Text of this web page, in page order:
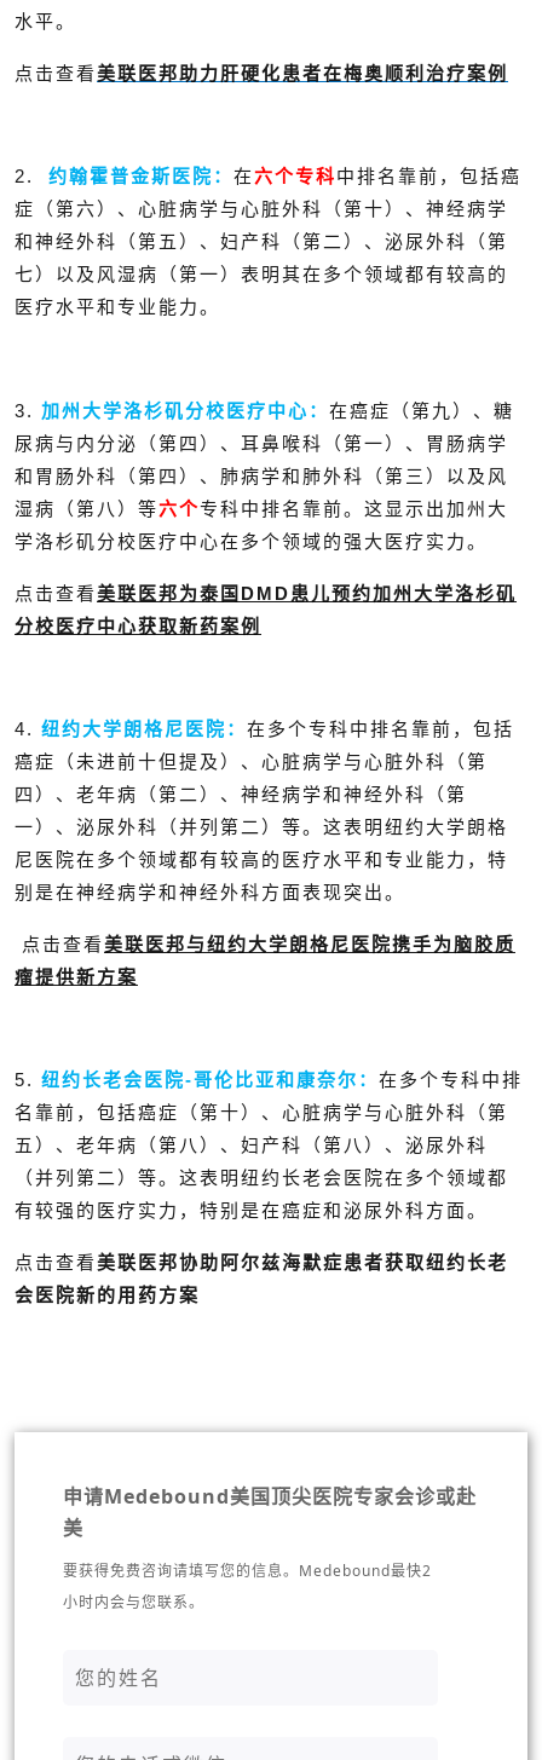
水平。
点击查看美联医邦助力肝硬化患者在梅奥顺利治疗案例
2. 约翰霍普金斯医院： 在六个专科中排名靠前，包括癌
症（第六）、心脏病学与心脏外科（第十）、神经病学
和神经外科（第五）、妇产科（第二）、泌尿外科（第
七）以及风湿病（第一）表明其在多个领域都有较高的
医疗水平和专业能力。
3. 加州大学洛杉矶分校医疗中心： 在癌症（第九）、糖
尿病与内分泌（第四）、耳鼻喉科（第一）、胃肠病学
和胃肠外科（第四）、肺病学和肺外科（第三）以及风
湿病（第八）等六个专科中排名靠前。这显示出加州大
学洛杉矶分校医疗中心在多个领域的强大医疗实力。
点击查看美联医邦为泰国DMD患儿预约加州大学洛杉矶
分校医疗中心获取新药案例
4. 纽约大学朗格尼医院： 在多个专科中排名靠前，包括
癌症（未进前十但提及）、心脏病学与心脏外科（第
四）、老年病（第二）、神经病学和神经外科（第
一）、泌尿外科（并列第二）等。这表明纽约大学朗格
尼医院在多个领域都有较高的医疗水平和专业能力，特
别是在神经病学和神经外科方面表现突出。
点击查看美联医邦与纽约大学朗格尼医院携手为脑胶质
瘤提供新方案
5. 纽约长老会医院-哥伦比亚和康奈尔： 在多个专科中排
名靠前，包括癌症（第十）、心脏病学与心脏外科（第
五）、老年病（第八）、妇产科（第八）、泌尿外科
（并列第二）等。这表明纽约长老会医院在多个领域都
有较强的医疗实力，特别是在癌症和泌尿外科方面。
点击查看美联医邦协助阿尔兹海默症患者获取纽约长老
会医院新的用药方案
申请Medebound美国顶尖医院专家会诊或赴
美
要获得免费咨询请填写您的信息。Medebound最快2
小时内会与您联系。